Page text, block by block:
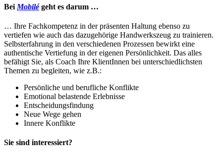
Bei Mobilégeht es darum …
… Ihre Fachkompetenz in der präsenten Haltung ebenso zu
vertiefen wie auch das dazugehörige Handwerkszeug zu trainieren.
Selbsterfahrung in den verschiedenen Prozessen bewirkt eine
authentische Vertiefung in der eigenen Persönlichkeit. Das alles
befähigt Sie, als Coach Ihre KlientInnen bei unterschiedlichsten
Themen zu begleiten, wie z.B.:
Persönliche und berufliche Konflikte
Emotional belastende Erlebnisse
Entscheidungsfindung
Neue Wege gehen
Innere Konflikte
Sie sind interessiert?